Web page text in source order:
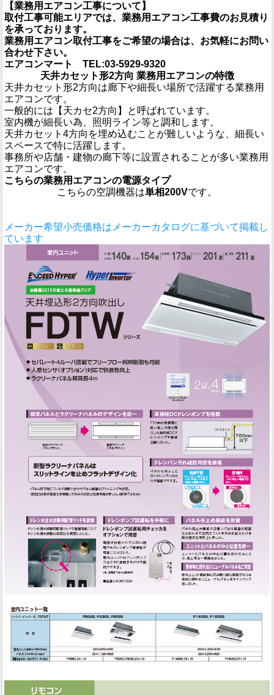
【業務用エアコン工事について】
取付工事可能エリアでは、業務用エアコン工事費のお見積り
を承っております。
業務用エアコン取付工事をご希望の場合は、お気軽にお問い
合わせ下さい。
エアコンマート TEL:03-5929-9320
天井カセット形2方向 業務用エアコンの特徴
天井カセット形2方向は廊下や細長い場所で活躍する業務用
エアコンです。
一般的には【天カセ2方向】と呼ばれています。
室内機が細長い為、照明ライン等と調和します。
天井カセット4方向を埋め込むことが難しいような、細長い
スペースで特に活躍します。
事務所や店舗・建物の廊下等に設置されることが多い業務用
エアコンです。
こちらの業務用エアコンの電源タイプ
こちらの空調機器は単相200Vです。
メーカー希望小売価格はメーカーカタログに基づいて掲載し
ています